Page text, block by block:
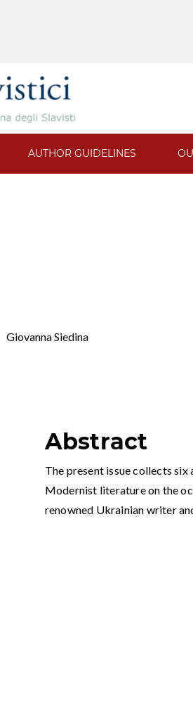
AUTHOR GUIDELINES
Giovanna Siedina
Abstract
The present issue collects
Modernist literature on the
renowned Ukrainian writer